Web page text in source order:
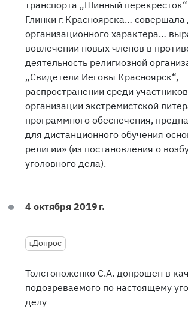
транспорта „Шинный
Глинки г. Красноярска… совершала
организационного характера…
вовлечении новых членов в
деятельность религиозной
„Свидетели Иеговы Красноярск“,
распространении среди участников
организации экстремистской
программного обеспечения,
для дистанционного обучения
религии» (из постановления о
уголовного дела).
4 октября 2019 г.
Допрос
Толстоноженко С.А. допрошен в
подозреваемого по настоящему
делу